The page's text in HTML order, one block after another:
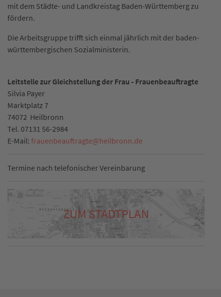
mit dem Städte- und Landkreistag Baden-Württemberg zu
fördern.
Die Arbeitsgruppe trifft sich einmal jährlich mit der baden-
württembergischen Sozialministerin.
Leitstelle zur Gleichstellung der Frau - Frauenbeauftragte
Silvia Payer
Marktplatz 7
74072 Heilbronn
Tel. 07131 56-2984
E-Mail: frauenbeauftragte@heilbronn.de
Termine nach telefonischer Vereinbarung
ZUM STADTPLAN